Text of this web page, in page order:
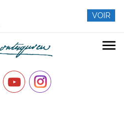
menu
VOIR